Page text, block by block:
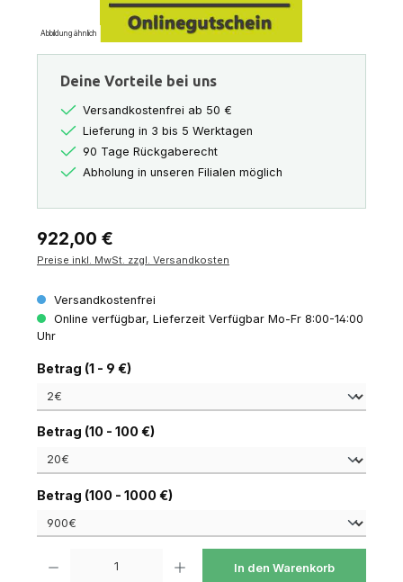
Abbildung ähnlich
Deine Vorteile bei uns
Versandkostenfrei ab 50 €
Lieferung in 3 bis 5 Werktagen
90 Tage Rückgaberecht
Abholung in unseren Filialen möglich
Regulärer Preis:
922,00 €
Preise inkl. MwSt. zzgl. Versandkosten
Versandkostenfrei
Online verfügbar, Lieferzeit Verfügbar Mo-Fr 8:00-14:00
Uhr
Betrag (1 - 9 €)auswählen
Betrag (10 - 100 €)auswählen
Betrag (100 - 1000 €)auswählen
In den Warenkorb